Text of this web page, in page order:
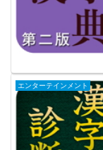
エンターテインメント